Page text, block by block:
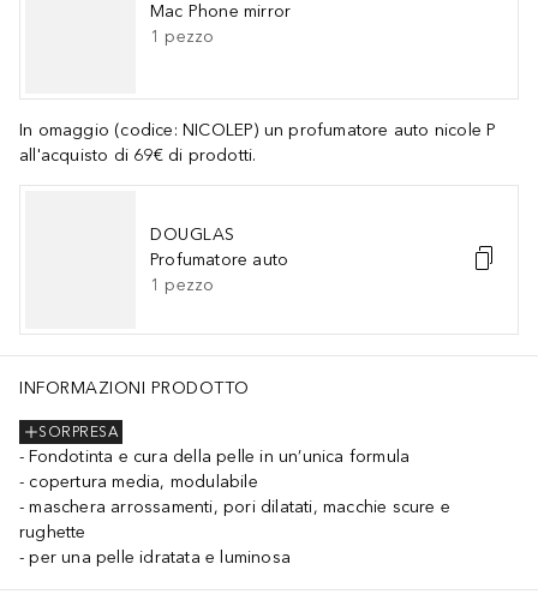
Mac Phone mirror
1 pezzo
In omaggio (codice: NICOLEP) un profumatore auto nicole P
all'acquisto di 69€ di prodotti.
DOUGLAS
Profumatore auto
1 pezzo
INFORMAZIONI PRODOTTO
SORPRESA
Fondotinta e cura della pelle in un’unica formula
copertura media, modulabile
maschera arrossamenti, pori dilatati, macchie scure e
rughette
per una pelle idratata e luminosa